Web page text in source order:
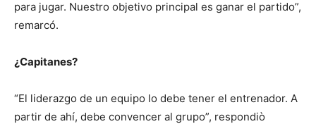
para jugar. Nuestro objetivo principal es ganar el partido”,
remarcó.
¿Capitanes?
“El liderazgo de un equipo lo debe tener el entrenador. A
partir de ahí, debe convencer al grupo”, respondiò